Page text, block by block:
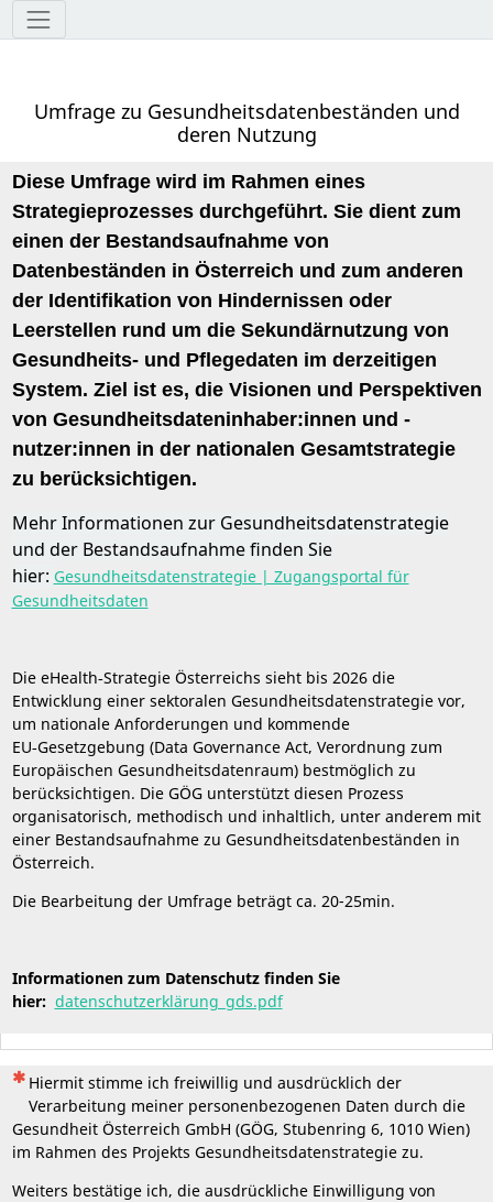
Werkzeuge
Umfrage zu Gesundheitsdatenbeständen und
deren Nutzung
Diese Umfrage wird im Rahmen eines
Strategieprozesses durchgeführt. Sie dient zum
einen der Bestandsaufnahme von
Datenbeständen in Österreich und zum anderen
der Identifikation von Hindernissen oder
Leerstellen rund um die Sekundärnutzung von
Gesundheits- und Pflegedaten im derzeitigen
System. Ziel ist es, die Visionen und Perspektiven
von Gesundheitsdateninhaber:innen und -
nutzer:innen in der nationalen Gesamtstrategie
zu berücksichtigen.
Mehr Informationen zur Gesundheitsdatenstrategie
und der Bestandsaufnahme finden Sie
hier: Gesundheitsdatenstrategie | Zugangsportal für
Gesundheitsdaten
Die eHealth‑Strategie Österreichs sieht bis 2026 die
Entwicklung einer sektoralen Gesundheitsdatenstrategie vor,
um nationale Anforderungen und kommende
EU‑Gesetzgebung (Data Governance Act, Verordnung zum
Europäischen Gesundheitsdatenraum) bestmöglich zu
berücksichtigen. Die GÖG unterstützt diesen Prozess
organisatorisch, methodisch und inhaltlich, unter anderem mit
einer Bestandsaufnahme zu Gesundheitsdatenbeständen in
Österreich.
Die Bearbeitung der Umfrage beträgt ca. 20-25min.
Informationen zum Datenschutz finden Sie
hier: datenschutzerklärung_gds.pdf
(Dies ist eine Pflichtfrage.)
Hiermit stimme ich freiwillig und ausdrücklich der
Verarbeitung meiner personenbezogenen Daten durch die
Gesundheit Österreich GmbH (GÖG, Stubenring 6, 1010 Wien)
im Rahmen des Projekts Gesundheitsdatenstrategie zu.
Weiters bestätige ich, die ausdrückliche Einwilligung von